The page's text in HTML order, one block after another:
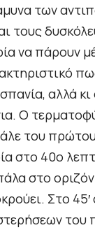
των
τους
να πάρουν
αλλά
Ο
του
στο 40ο
στο
Στο
του